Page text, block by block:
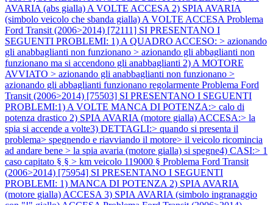
AVARIA (abs gialla) A VOLTE ACCESA 2) SPIA AVARIA
(simbolo veicolo che sbanda gialla) A VOLTE ACCESA Problema
Ford Transit (2006>2014) [72111] SI PRESENTANO I
SEGUENTI PROBLEMI: 1) A QUADRO ACCESO: > azionando
gli anabbaglianti non funzionano > azionando gli abbaglianti non
funzionano ma si accendono gli anabbaglianti 2) A MOTORE
AVVIATO > azionando gli anabbaglianti non funzionano >
azionando gli abbaglianti funzionano regolarmente Problema Ford
Transit (2006>2014) [75503] SI PRESENTANO I SEGUENTI
PROBLEMI:1) A VOLTE MANCA DI POTENZA:> calo di
potenza drastico 2) SPIA AVARIA (motore gialla) ACCESA:> la
spia si accende a volte3) DETTAGLI:> quando si presenta il
problema> spegnendo e riavviando il motore> il veicolo ricomincia
ad andare bene > la spia avaria (motore gialla) si spegne4) CASI:> 1
caso capitato § § > km veicolo 119000 § Problema Ford Transit
(2006>2014) [75954] SI PRESENTANO I SEGUENTI
PROBLEMI: 1) MANCA DI POTENZA 2) SPIA AVARIA
(motore gialla) ACCESA 3) SPIA AVARIA (simbolo ingranaggio